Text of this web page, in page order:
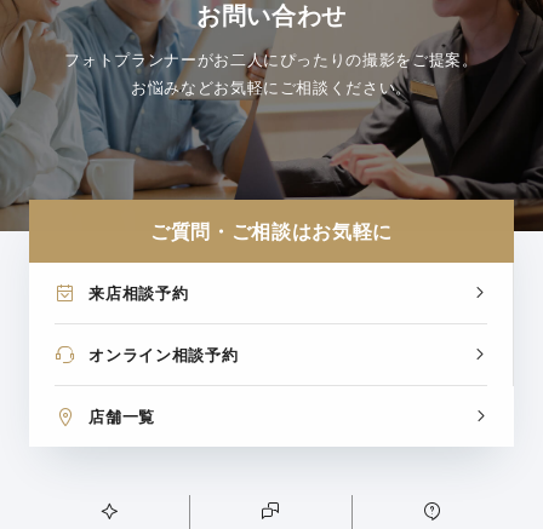
お問い合わせ
フォトプランナーがお二人にぴったりの撮影をご提案。
お悩みなどお気軽にご相談ください。
ご質問・ご相談はお気軽に
来店相談予約
オンライン相談予約
店舗一覧